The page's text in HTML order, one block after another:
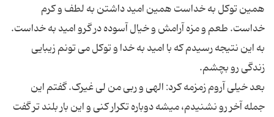
همین توکل به خداست همین امید داشتن به لطف و کرم
خداست. طعم و مزه آرامش و خیال آسوده در گرو امید به خداست.
به این نتیجه رسیدم که با امید به خدا و توکل می تونم زیبایی
بعد خیلی آروم زمزمه کرد: الهی و ربی من لی غیرک. گفتم این
جمله آخر رو نشنیدم، میشه دوباره تکرار کنی و این بار بلند تر گفت